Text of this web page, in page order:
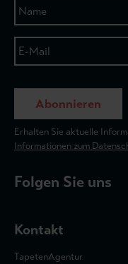
Abonnieren
Erhalten Sie aktuelle
Informationen zum
Folgen Sie uns
Kontakt
TapetenAgentur